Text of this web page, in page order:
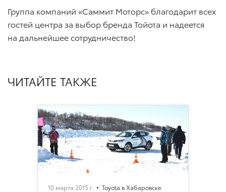
Группа компаний «Саммит Моторс» благодарит всех
гостей центра за выбор бренда Тойота и надеется
на дальнейшее сотрудничество!
ЧИТАЙТЕ ТАКЖЕ
10 марта 2015 г. Toyota в Хабаровске